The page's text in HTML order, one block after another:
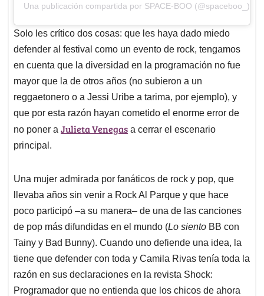
Una publicación compartida por SPACE-BOO (@spaceboo_)
Solo les crítico dos cosas: que les haya dado miedo
defender al festival como un evento de rock, tengamos
en cuenta que la diversidad en la programación no fue
mayor que la de otros años (no subieron a un
reggaetonero o a Jessi Uribe a tarima, por ejemplo), y
que por esta razón hayan cometido el enorme error de
no poner a Julieta Venegas a cerrar el escenario
principal.
Una mujer admirada por fanáticos de rock y pop, que
llevaba años sin venir a Rock Al Parque y que hace
poco participó –a su manera– de una de las canciones
de pop más difundidas en el mundo (Lo siento BB con
Tainy y Bad Bunny). Cuando uno defiende una idea, la
tiene que defender con toda y Camila Rivas tenía toda la
razón en sus declaraciones en la revista Shock:
Programador que no entienda que los chicos de ahora